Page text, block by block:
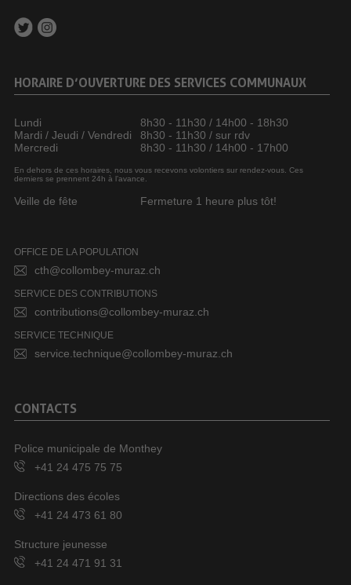
HORAIRE D’OUVERTURE DES SERVICES COMMUNAUX
Lundi
8h30 - 11h30 / 14h00 - 18h30
Mardi / Jeudi / Vendredi
8h30 - 11h30 / sur rdv
Mercredi
8h30 - 11h30 / 14h00 - 17h00
En dehors de ces horaires, nous vous recevons volontiers sur rendez-vous. Ces
derniers se prennent 24h à l’avance.
Veille de fête Fermeture 1 heure plus tôt!
OFFICE DE LA POPULATION
cth@collombey-muraz.ch
SERVICE DES CONTRIBUTIONS
contributions@collombey-muraz.ch
SERVICE TECHNIQUE
service.technique@collombey-muraz.ch
CONTACTS
Police municipale de Monthey
+41 24 475 75 75
Directions des écoles
+41 24 473 61 80
Structure jeunesse
+41 24 471 91 31